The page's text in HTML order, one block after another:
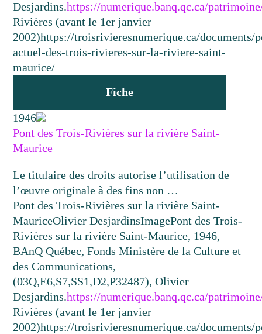
Desjardins.https://numerique.banq.qc.ca/
Rivières (avant le 1er janvier
2002)https://troisrivieresnumerique.ca/documents/
actuel-des-trois-rivieres-sur-la-riviere-saint-
maurice/
Fiche
1946
Pont des Trois-Rivières sur la rivière Saint-
Maurice
Le titulaire des droits autorise l’utilisation de
l’œuvre originale à des fins non …
Pont des Trois-Rivières sur la rivière Saint-
MauriceOlivier DesjardinsImagePont des Trois-
Rivières sur la rivière Saint-Maurice, 1946,
BAnQ Québec, Fonds Ministère de la Culture et
des Communications,
(03Q,E6,S7,SS1,D2,P32487), Olivier
Desjardins.https://numerique.banq.qc.ca/
Rivières (avant le 1er janvier
2002)https://troisrivieresnumerique.ca/documents/